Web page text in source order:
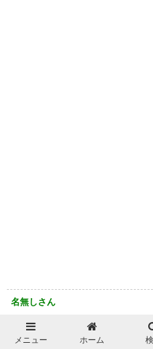
名無しさん
斎藤君は頑張って欲しいが。
車ではなく試合でバンバン
メニュー ホーム